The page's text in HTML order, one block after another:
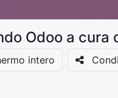
Odoo a cura
intero